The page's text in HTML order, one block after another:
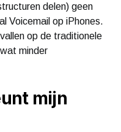
delen) geen
Voicemail op iPhones.
op de traditionele
minder
mijn